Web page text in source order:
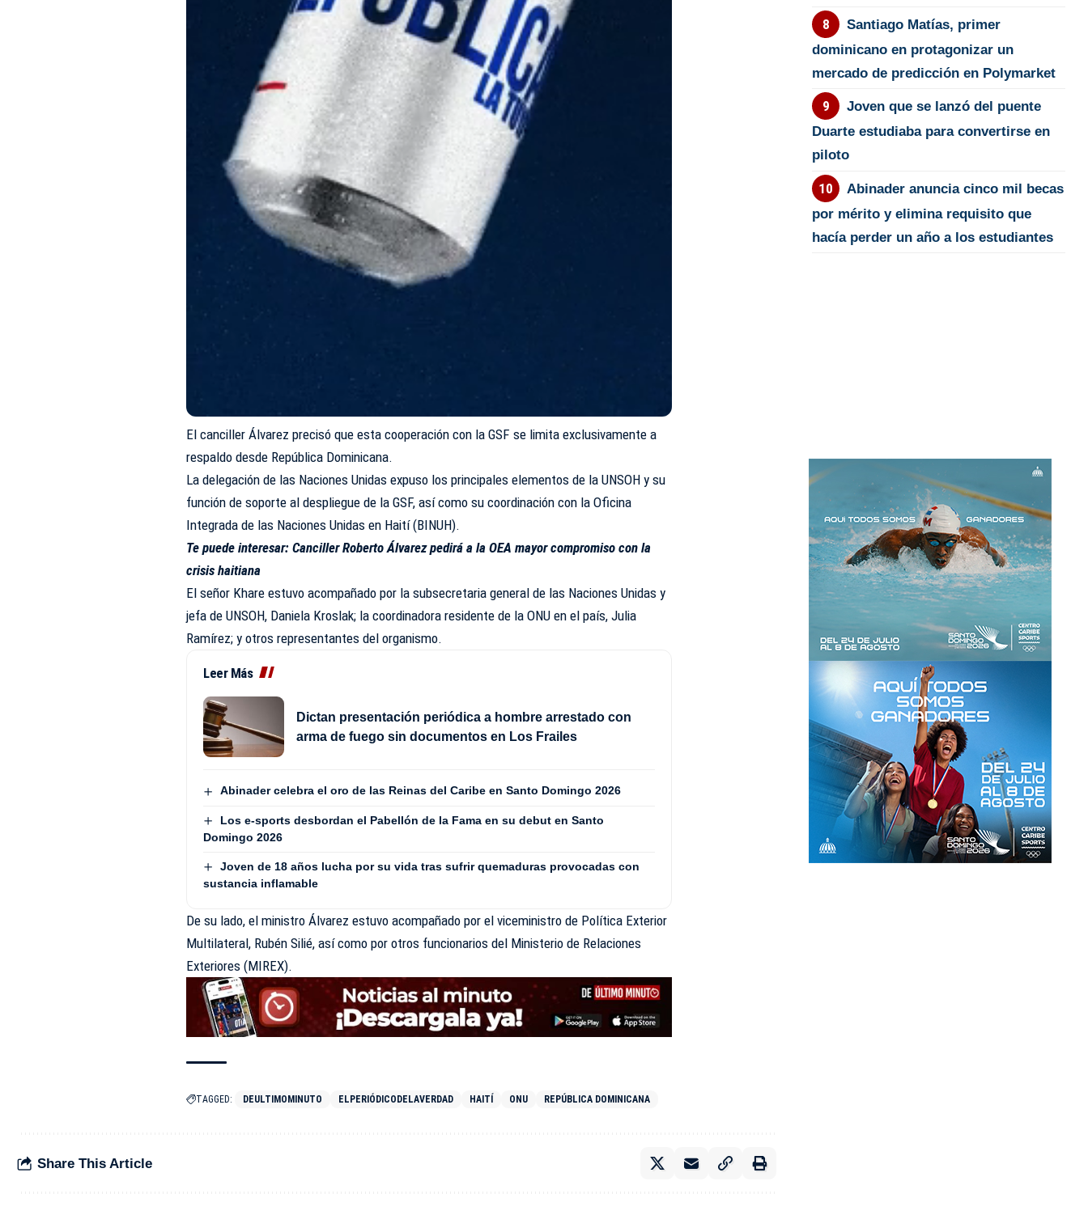
El canciller Álvarez precisó que esta cooperación con la GSF se limita exclusivamente a
respaldo desde República Dominicana.
La delegación de las Naciones Unidas expuso los principales elementos de la UNSOH y su
función de soporte al despliegue de la GSF, así como su coordinación con la Oficina
Integrada de las Naciones Unidas en Haití (BINUH).
Te puede interesar:Canciller Roberto Álvarez pedirá a la OEA mayor compromiso con la
crisis haitiana
El señor Khare estuvo acompañado por la subsecretaria general de las Naciones Unidas y
jefa de UNSOH, Daniela Kroslak; la coordinadora residente de la ONU en el país, Julia
Ramírez; y otros representantes del organismo.
Leer Más
Dictan presentación periódica a hombre arrestado con
arma de fuego sin documentos en Los Frailes
Abinader celebra el oro de las Reinas del Caribe en Santo Domingo 2026
Los e-sports desbordan el Pabellón de la Fama en su debut en Santo
Domingo 2026
Joven de 18 años lucha por su vida tras sufrir quemaduras provocadas con
sustancia inflamable
De su lado, el ministro Álvarez estuvo acompañado por el viceministro de Política Exterior
Multilateral, Rubén Silié, así como por otros funcionarios del Ministerio de Relaciones
Exteriores (MIREX).
TAGGED: DEULTIMOMINUTO ELPERIÓDICODELAVERDAD HAITÍ ONU REPÚBLICA DOMINICANA
Share This Article
Santiago Matías, primer
dominicano en protagonizar un
mercado de predicción en Polymarket
Joven que se lanzó del puente
Duarte estudiaba para convertirse en
piloto
Abinader anuncia cinco mil becas
por mérito y elimina requisito que
hacía perder un año a los estudiantes